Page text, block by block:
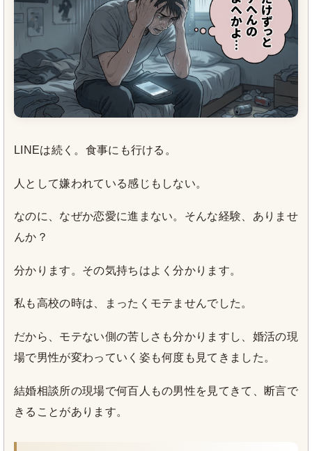
LINEは続く。食事にも行ける。
人として嫌われている感じもしない。
なのに、なぜか恋愛に進まない。そんな経験、ありませ
んか？
分かります。その気持ちはよく分かります。
私も高校の時は、まったくモテませんでした。
だから、モテない側の苦しさも分かりますし、婚活の現
場で男性が変わっていく姿も何度も見てきました。
結婚相談所の現場で何百人もの男性を見てきて、断言で
きることがあります。